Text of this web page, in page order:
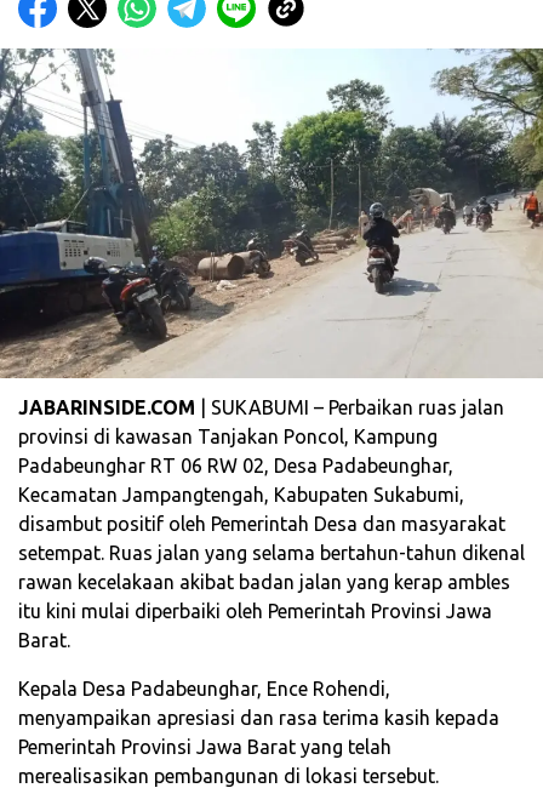
JABARINSIDE.COM | SUKABUMI – Perbaikan ruas jalan
provinsi di kawasan Tanjakan Poncol, Kampung
Padabeunghar RT 06 RW 02, Desa Padabeunghar,
Kecamatan Jampangtengah, Kabupaten Sukabumi,
disambut positif oleh Pemerintah Desa dan masyarakat
setempat. Ruas jalan yang selama bertahun-tahun dikenal
rawan kecelakaan akibat badan jalan yang kerap ambles
itu kini mulai diperbaiki oleh Pemerintah Provinsi Jawa
Barat.
‎Kepala Desa Padabeunghar, Ence Rohendi,
menyampaikan apresiasi dan rasa terima kasih kepada
Pemerintah Provinsi Jawa Barat yang telah
merealisasikan pembangunan di lokasi tersebut.